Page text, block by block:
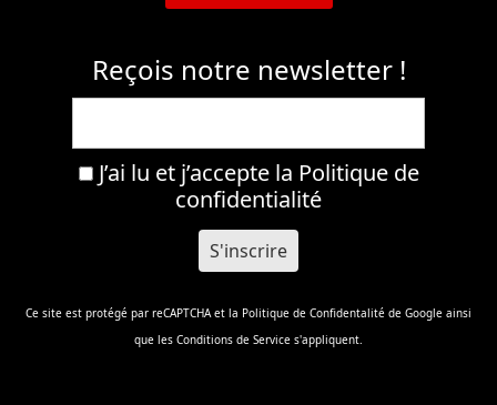
Reçois notre newsletter !
J’ai lu et j’accepte la Politique de
confidentialité
Ce site est protégé par reCAPTCHA et la Politique de Confidentalité de Google ainsi
que les Conditions de Service s'appliquent.